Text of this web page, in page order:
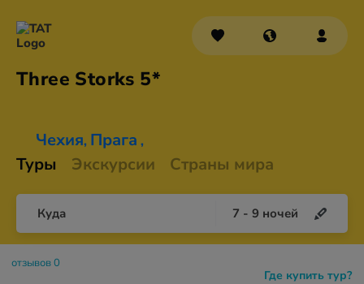
Three Storks 5*
Чехия, Прага ,
Туры Экскурсии Страны мира
Куда 7 - 9 ночей
Где купить тур?
отзывов 0